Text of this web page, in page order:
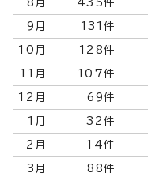
9月 131件
10月 128件
11月 107件
12月 69件
1月 32件
2月 14件
3月 88件